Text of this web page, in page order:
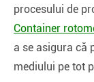
procesului de
Container
a se asigura că
mediului pe tot